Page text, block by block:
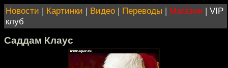
Новости | Картинки | Видео | Переводы | Магазин | VIP
клуб
Саддам Клаус